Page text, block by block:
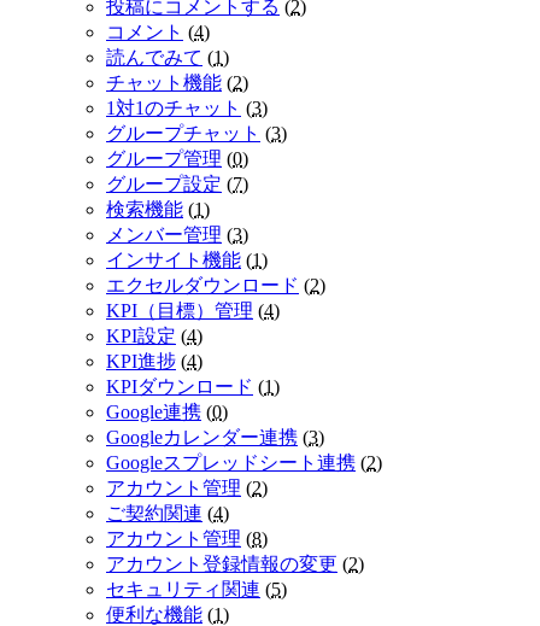
投稿にコメントする (2)
コメント (4)
読んでみて (1)
チャット機能 (2)
1対1のチャット (3)
グループチャット (3)
グループ管理 (0)
グループ設定 (7)
検索機能 (1)
メンバー管理 (3)
インサイト機能 (1)
エクセルダウンロード (2)
KPI（目標）管理 (4)
KPI設定 (4)
KPI進捗 (4)
KPIダウンロード (1)
Google連携 (0)
Googleカレンダー連携 (3)
Googleスプレッドシート連携 (2)
アカウント管理 (2)
ご契約関連 (4)
アカウント管理 (8)
アカウント登録情報の変更 (2)
セキュリティ関連 (5)
便利な機能 (1)